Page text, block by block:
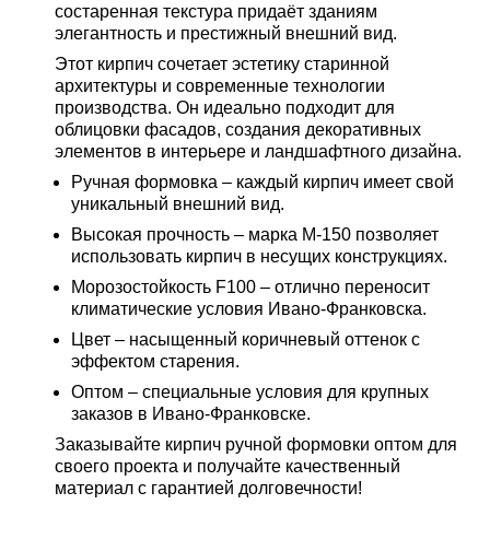
состаренная текстура придаёт зданиям
элегантность и престижный внешний вид.
Этот кирпич сочетает эстетику старинной
архитектуры и современные технологии
производства. Он идеально подходит для
облицовки фасадов, создания декоративных
элементов в интерьере и ландшафтного дизайна.
Ручная формовка – каждый кирпич имеет свой
уникальный внешний вид.
Высокая прочность – марка М-150 позволяет
использовать кирпич в несущих конструкциях.
Морозостойкость F100 – отлично переносит
климатические условия Ивано-Франковска.
Цвет – насыщенный коричневый оттенок с
эффектом старения.
Оптом – специальные условия для крупных
заказов в Ивано-Франковске.
Заказывайте кирпич ручной формовки оптом для
своего проекта и получайте качественный
материал с гарантией долговечности!